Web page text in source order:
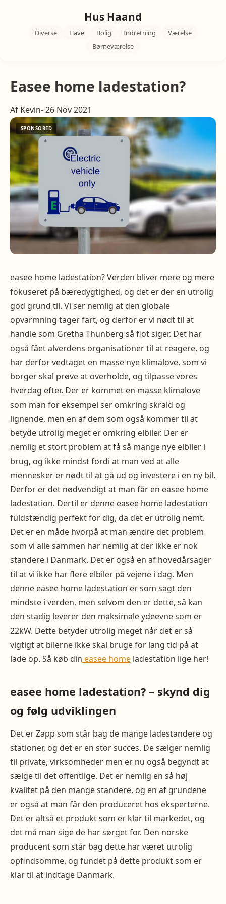
Hus Haand
Diverse Have Bolig Indretning
Værelse
Børneværelse
Easee home ladestation?
Af Kevin- 26 Nov 2021
easee home ladestation? Verden bliver mere og mere
fokuseret på bæredygtighed, og det er der en utrolig
god grund til. Vi ser nemlig at den globale
opvarmning tager fart, og derfor er vi nødt til at
handle som Gretha Thunberg så flot siger. Det har
også fået alverdens organisationer til at reagere, og
har derfor vedtaget en masse nye klimalove, som vi
borger skal prøve at overholde, og tilpasse vores
hverdag efter. Der er kommet en masse klimalove
som man for eksempel ser omkring skrald og
lignende, men en af dem som også kommer til at
betyde utrolig meget er omkring elbiler. Der er
nemlig et stort problem at få så mange nye elbiler i
brug, og ikke mindst fordi at man ved at alle
mennesker er nødt til at gå ud og investere i en ny bil.
Derfor er det nødvendigt at man får en easee home
ladestation. Dertil er denne easee home ladestation
fuldstændig perfekt for dig, da det er utrolig nemt.
Det er en måde hvorpå at man ændre det problem
som vi alle sammen har nemlig at der ikke er nok
standere i Danmark. Det er også en af hovedårsager
til at vi ikke har flere elbiler på vejene i dag. Men
denne easee home ladestation er som sagt den
mindste i verden, men selvom den er dette, så kan
den stadig leverer den maksimale ydeevne som er
22kW. Dette betyder utrolig meget når det er så
vigtigt at bilerne ikke skal bruge for lang tid på at
lade op. Så køb din easee home ladestation lige her!
easee home ladestation? – skynd dig
og følg udviklingen
Det er Zapp som står bag de mange ladestandere og
stationer, og det er en stor succes. De sælger nemlig
til private, virksomheder men er nu også begyndt at
sælge til det offentlige. Det er nemlig en så høj
kvalitet på den mange standere, og en af grundene
er også at man får den produceret hos eksperterne.
Det er altså et produkt som er klar til markedet, og
det må man sige de har sørget for. Den norske
producent som står bag dette har været utrolig
opfindsomme, og fundet på dette produkt som er
klar til at indtage Danmark.